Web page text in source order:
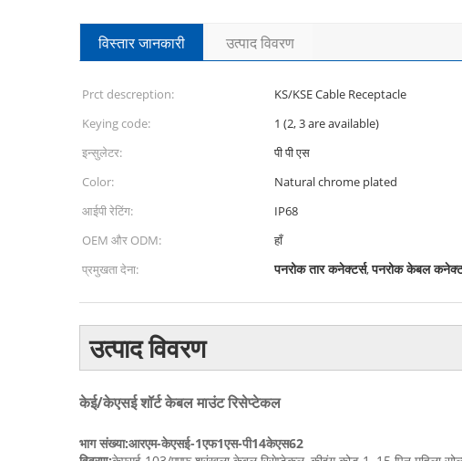
विस्तार जानकारी उत्पाद विवरण
Prct descreption: KS/KSE Cable Receptacle
Keying code:
1 (2, 3 are available)
इन्सुलेटर:
पी पी एस
Color:
Natural chrome plated
आईपी रेटिंग:
IP68
OEM और ODM:
हाँ
प्रमुखता देना:
पनरोक तार कनेक्टर्स,पनरोक केबल
उत्पाद विवरण
केई/केएसई शॉर्ट केबल माउंट रिसेप्टेकल
भाग संख्या:आरएम-केएसई-1एफ1एस-पी14केएस62